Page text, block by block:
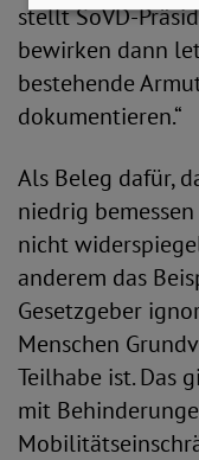
stellt SoVD-
bewirken dann
bestehende
dokumentieren.“
Als Beleg dafür,
niedrig
nicht
anderem das
Gesetzgeber
Menschen
Teilhabe ist. Das
mit